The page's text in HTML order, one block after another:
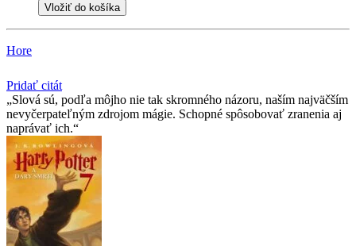
Vložiť do košíka
Hore
Pridať citát
Slová sú, podľa môjho nie tak skromného názoru, naším najväčším
nevyčerpateľným zdrojom mágie. Schopné spôsobovať zranenia aj
naprávať ich.